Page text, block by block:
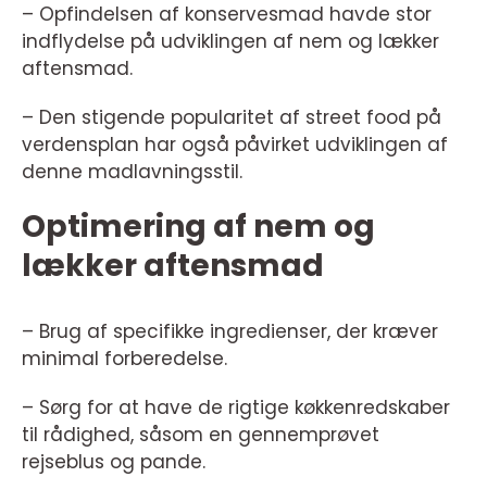
– Opfindelsen af konservesmad havde stor
indflydelse på udviklingen af nem og lækker
aftensmad.
– Den stigende popularitet af street food på
verdensplan har også påvirket udviklingen af
denne madlavningsstil.
Optimering af nem og
lækker aftensmad
– Brug af specifikke ingredienser, der kræver
minimal forberedelse.
– Sørg for at have de rigtige køkkenredskaber
til rådighed, såsom en gennemprøvet
rejseblus og pande.